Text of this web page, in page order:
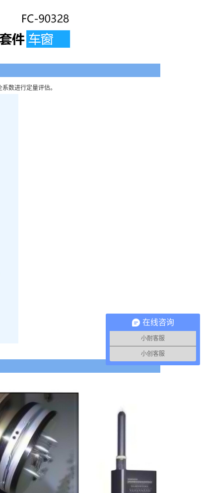
数进行定量评估。
在线咨询
小耐客服
小创客服